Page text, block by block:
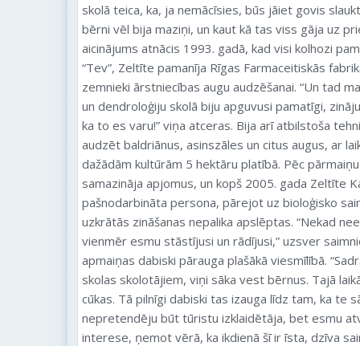
skolā teica, ka, ja nemācīsies, būs jāiet govis
bērni vēl bija maziņi, un kaut kā tas viss gāja uz
aicinājums atnācis 1993. gadā, kad visi kolhozi
“Tev”, Zeltīte pamanīja Rīgas Farmaceitiskās
zemnieki ārstniecības augu audzēšanai. “Un tad
un dendroloģiju skolā biju apguvusi pamatīgi,
ka to es varu!” viņa atceras. Bija arī atbilstoša
audzēt baldriānus, asinszāles un citus augus, ar
dažādām kultūrām 5 hektāru platībā. Pēc
samazināja apjomus, un kopš 2005. gada Zeltīte
pašnodarbināta persona, pārejot uz bioloģisko
uzkrātās zināšanas nepalika apslēptas. “Nekad
vienmēr esmu stāstījusi un rādījusi,” uzsver
apmaiņas dabiski pārauga plašākā viesmīlībā.
skolas skolotājiem, viņi sāka vest bērnus. Tajā
cūkas. Tā pilnīgi dabiski tas izauga līdz tam, ka te
nepretendēju būt tūristu izklaidētāja, bet esmu
interese, ņemot vērā, ka ikdienā šī ir īsta, dzīva